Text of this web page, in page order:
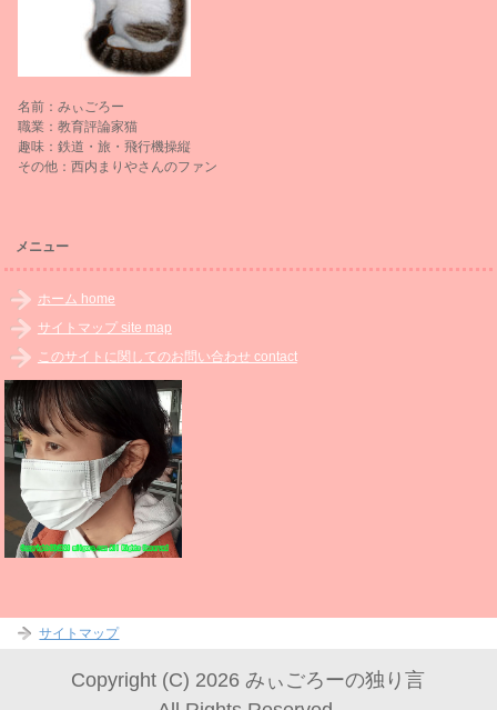
名前：みぃごろー
職業：教育評論家猫
趣味：鉄道・旅・飛行機操縦
その他：西内まりやさんのファン
メニュー
ホーム home
サイトマップ site map
このサイトに関してのお問い合わせ contact
サイトマップ
Copyright (C) 2026 みぃごろーの独り言